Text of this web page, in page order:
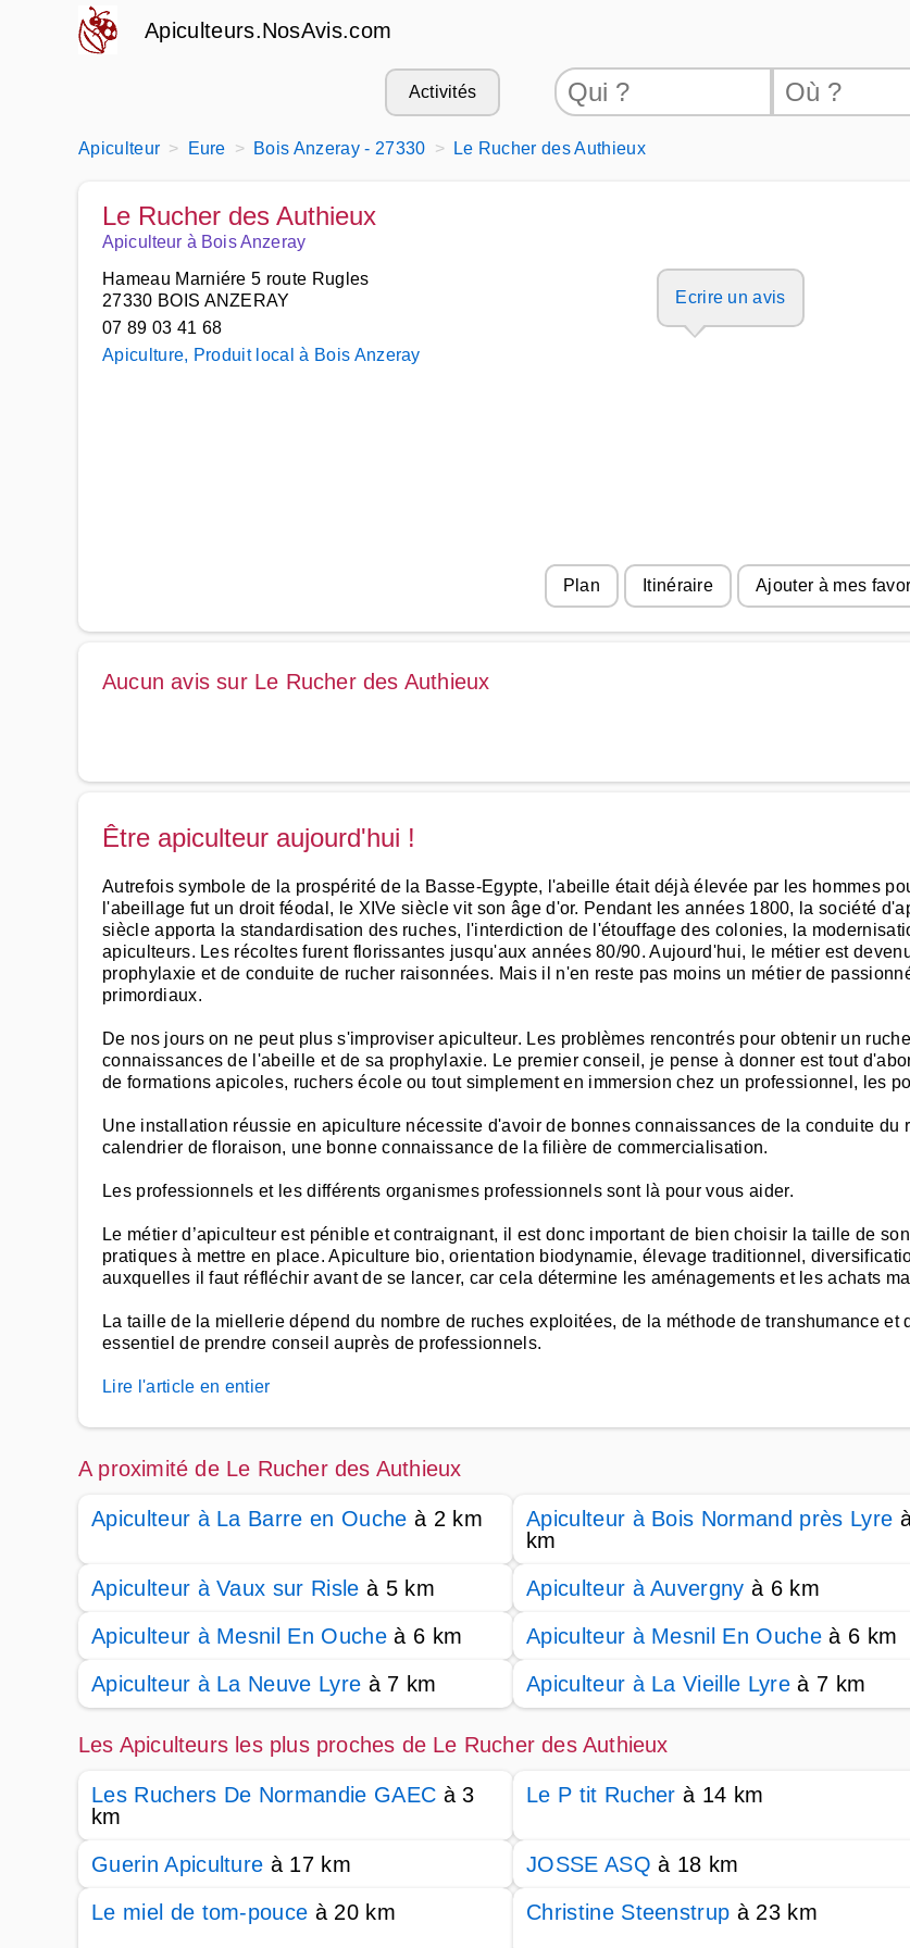
Apiculteurs.NosAvis.com
Activités
Apiculteur Eure Bois Anzeray - 27330 Le Rucher des Authieux
Le Rucher des Authieux
Apiculteur à Bois Anzeray
Hameau Marniére 5 route Rugles
27330 BOIS ANZERAY
07 89 03 41 68
Apiculture, Produit local à Bois Anzeray
Ecrire un avis
Plan Itinéraire Ajouter à mes
Aucun avis sur Le Rucher des Authieux
Être apiculteur aujourd'hui !
Autrefois symbole de la prospérité de la Basse-Egypte, l'abeille était déjà élevée par les hommes
l'abeillage fut un droit féodal, le XIVe siècle vit son âge d'or. Pendant les années 1800, la société
siècle apporta la standardisation des ruches, l'interdiction de l'étouffage des colonies, la
apiculteurs. Les récoltes furent florissantes jusqu'aux années 80/90. Aujourd'hui, le métier est
prophylaxie et de conduite de rucher raisonnées. Mais il n'en reste pas moins un métier de
primordiaux.
De nos jours on ne peut plus s'improviser apiculteur. Les problèmes rencontrés pour obtenir un
connaissances de l'abeille et de sa prophylaxie. Le premier conseil, je pense à donner est tout
de formations apicoles, ruchers école ou tout simplement en immersion chez un professionnel, les
Une installation réussie en apiculture nécessite d'avoir de bonnes connaissances de la conduite
calendrier de floraison, une bonne connaissance de la filière de commercialisation.
Les professionnels et les différents organismes professionnels sont là pour vous aider.
Le métier d’apiculteur est pénible et contraignant, il est donc important de bien choisir la taille de
pratiques à mettre en place. Apiculture bio, orientation biodynamie, élevage traditionnel,
auxquelles il faut réfléchir avant de se lancer, car cela détermine les aménagements et les achats
La taille de la miellerie dépend du nombre de ruches exploitées, de la méthode de transhumance
essentiel de prendre conseil auprès de professionnels.
Lire l'article en entier
A proximité de Le Rucher des Authieux
Apiculteur à La Barre en Ouche à 2 km Apiculteur à Bois Normand près Lyre
km
Apiculteur à Vaux sur Risle à 5 km Apiculteur à Auvergny à 6 km
Apiculteur à Mesnil En Oucheà 6 km Apiculteur à Mesnil En Oucheà 6 km
Apiculteur à La Neuve Lyre à 7 km Apiculteur à La Vieille Lyreà 7 km
Les Apiculteurs les plus proches de Le Rucher des Authieux
Les Ruchers De Normandie GAEC à 3
km
Le P tit Rucher à 14 km
Guerin Apiculture à 17 km JOSSE ASQ à 18 km
Le miel de tom-pouce à 20 km Christine Steenstrup à 23 km